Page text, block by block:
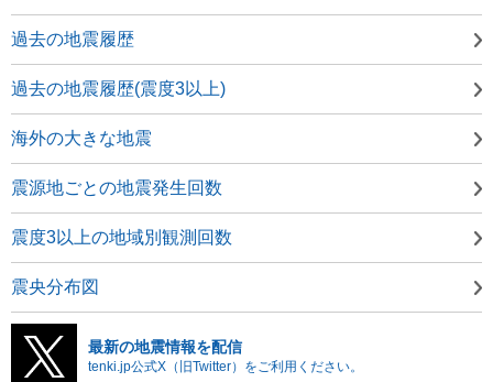
過去の地震履歴
過去の地震履歴(震度3以上)
海外の大きな地震
震源地ごとの地震発生回数
震度3以上の地域別観測回数
震央分布図
最新の地震情報を配信
tenki.jp公式X（旧Twitter）をご利用ください。